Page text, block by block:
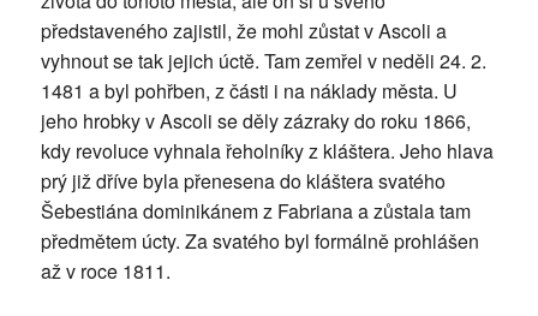
představeného zajistil, že mohl zůstat v Ascoli a
vyhnout se tak jejich úctě. Tam zemřel v neděli 24. 2.
1481 a byl pohřben, z části i na náklady města. U
jeho hrobky v Ascoli se děly zázraky do roku 1866,
kdy revoluce vyhnala řeholníky z kláštera. Jeho hlava
prý již dříve byla přenesena do kláštera svatého
Šebestiána dominikánem z Fabriana a zůstala tam
předmětem úcty. Za svatého byl formálně prohlášen
až v roce 1811.